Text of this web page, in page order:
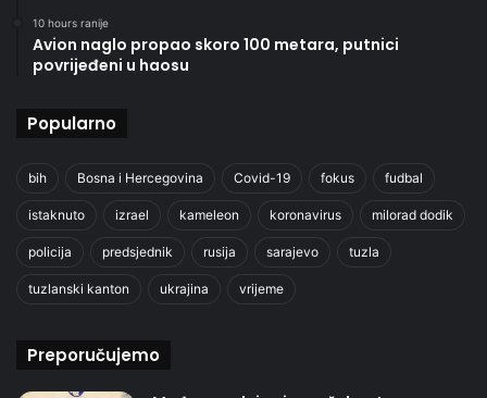
10 hours ranije
Avion naglo propao skoro 100 metara, putnici
povrijeđeni u haosu
Popularno
bih Bosna i Hercegovina Covid-19 fokus fudbal
istaknuto izrael kameleon koronavirus milorad dodik
policija predsjednik rusija sarajevo tuzla
tuzlanski kanton ukrajina vrijeme
Preporučujemo